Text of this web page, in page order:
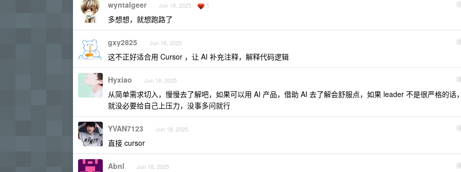
1
wyntalgeer Jun 18, 2025 1
多想想，就想跑路了
2
gxy2825 Jun 18, 2025
这不正好适合用 Cursor ，让 AI 补充注释，解释代码逻辑
3
Hyxiao Jun 18, 2025
从简单需求切入，慢慢去了解吧，如果可以用 AI 产品，借助 AI 去了解会舒服点，如果 leader 不是很严格的话，
就没必要给自己上压力，没事多问就行
4
YVAN7123 Jun 18, 2025
直接 cursor
5
Abnl Jun 18, 2025